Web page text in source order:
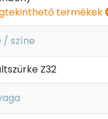
termékek
/ színe
Z32